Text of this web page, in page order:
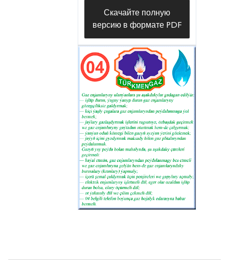
Скачайте полную
версию в формате PDF